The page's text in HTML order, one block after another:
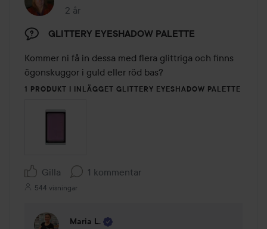
2 år
Inlägget skapades 2 år
GLITTERY EYESHADOW PALETTE
Kommer ni få in dessa med flera glittriga och finns
ögonskuggor i guld eller röd bas?
1 PRODUKT I INLÄGGET GLITTERY EYESHADOW PALETTE
Gilla 1 kommentar
544 visningar
Maria L.